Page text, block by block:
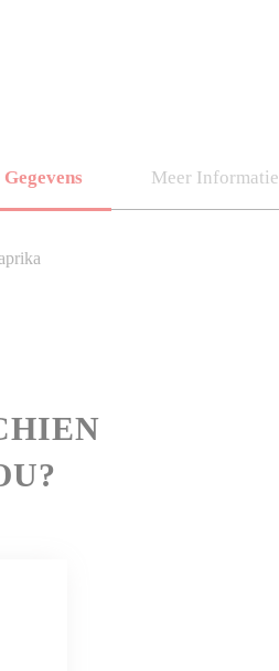
Gegevens Meer Informatie